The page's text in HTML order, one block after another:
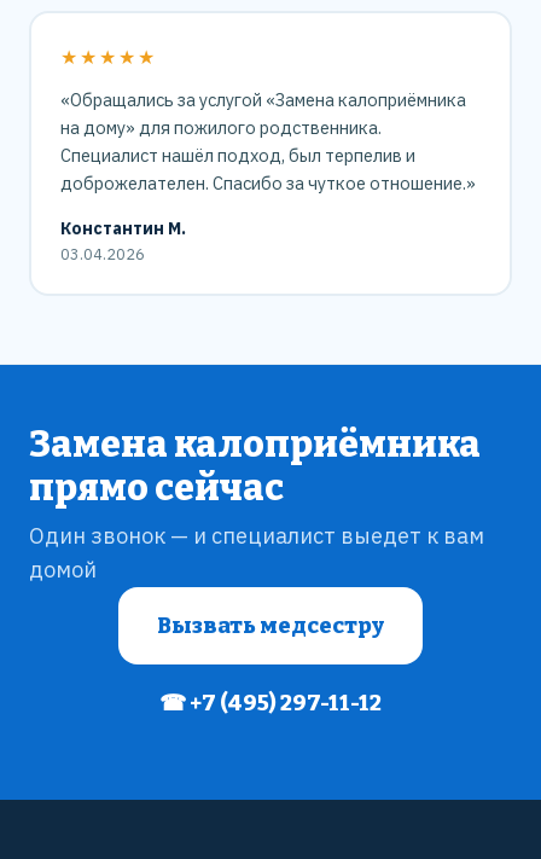
★★★★★
«Обращались за услугой «Замена калоприёмника
на дому» для пожилого родственника.
Специалист нашёл подход, был терпелив и
доброжелателен. Спасибо за чуткое отношение.»
Константин М.
03.04.2026
Замена калоприёмника
прямо сейчас
Один звонок — и специалист выедет к вам
домой
Вызвать медсестру
☎ +7 (495) 297-11-12